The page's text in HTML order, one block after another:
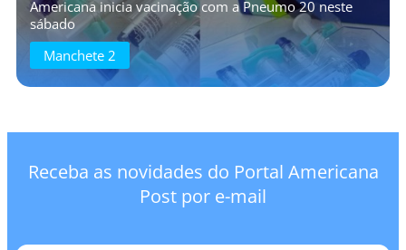
Americana inicia vacinação com a Pneumo 20 neste
sábado
Manchete 2
Receba as novidades do Portal Americana
Post por e-mail